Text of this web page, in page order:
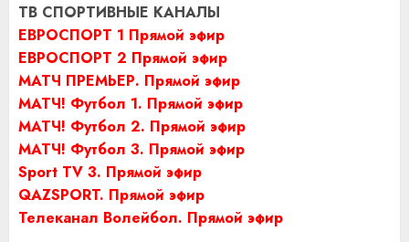
ТВ СПОРТИВНЫЕ КАНАЛЫ
ЕВРОСПОРТ 1 Прямой эфир
ЕВРОСПОРТ 2 Прямой эфир
МАТЧ ПРЕМЬЕР. Прямой эфир
МАТЧ! Футбол 1. Прямой эфир
МАТЧ! Футбол 2. Прямой эфир
МАТЧ! Футбол 3. Прямой эфир
Sport TV 3. Прямой эфир
QAZSPORT. Прямой эфир
Телеканал Волейбол. Прямой эфир